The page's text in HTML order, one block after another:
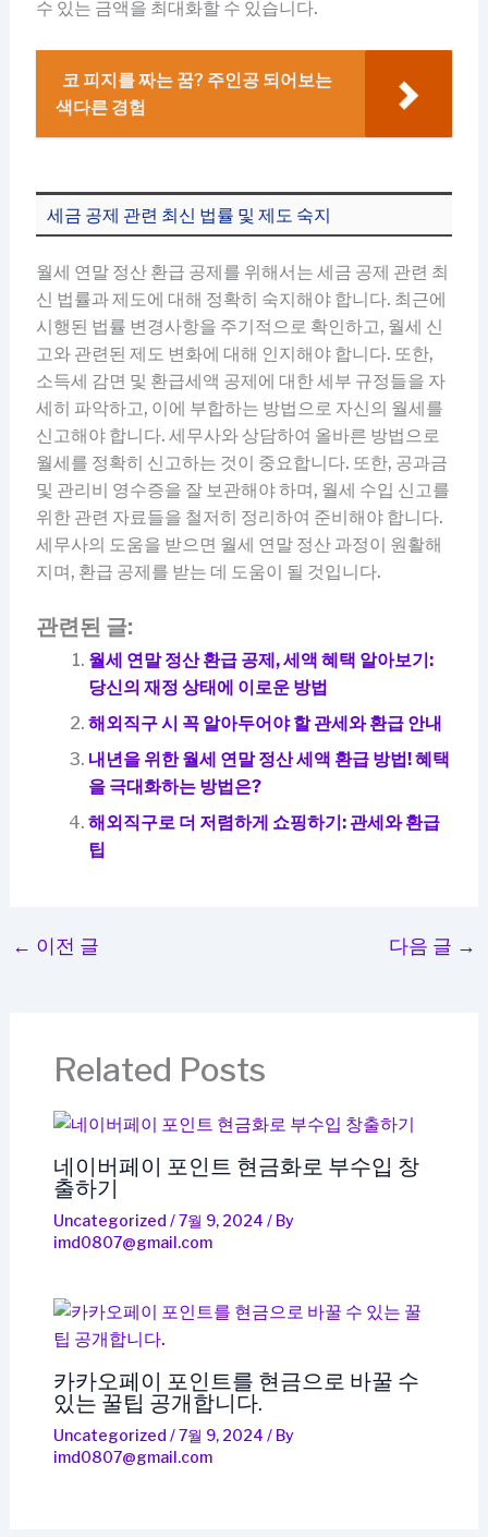
수 있는 금액을 최대화할 수 있습니다.
코 피지를 짜는 꿈? 주인공 되어보는
색다른 경험
세금 공제 관련 최신 법률 및 제도 숙지
월세 연말 정산 환급 공제를 위해서는 세금 공제 관련 최
신 법률과 제도에 대해 정확히 숙지해야 합니다. 최근에
시행된 법률 변경사항을 주기적으로 확인하고, 월세 신
고와 관련된 제도 변화에 대해 인지해야 합니다. 또한,
소득세 감면 및 환급세액 공제에 대한 세부 규정들을 자
세히 파악하고, 이에 부합하는 방법으로 자신의 월세를
신고해야 합니다. 세무사와 상담하여 올바른 방법으로
월세를 정확히 신고하는 것이 중요합니다. 또한, 공과금
및 관리비 영수증을 잘 보관해야 하며, 월세 수입 신고를
위한 관련 자료들을 철저히 정리하여 준비해야 합니다.
세무사의 도움을 받으면 월세 연말 정산 과정이 원활해
지며, 환급 공제를 받는 데 도움이 될 것입니다.
관련된 글:
월세 연말 정산 환급 공제, 세액 혜택 알아보기:
당신의 재정 상태에 이로운 방법
해외직구 시 꼭 알아두어야 할 관세와 환급 안내
내년을 위한 월세 연말 정산 세액 환급 방법! 혜택
을 극대화하는 방법은?
해외직구로 더 저렴하게 쇼핑하기: 관세와 환급
팁
← 이전 글 다음 글 →
Related Posts
네이버페이 포인트 현금화로 부수입 창
출하기
Uncategorized /7월 9, 2024 / By
imd0807@gmail.com
카카오페이 포인트를 현금으로 바꿀 수
있는 꿀팁 공개합니다.
Uncategorized /7월 9, 2024 / By
imd0807@gmail.com